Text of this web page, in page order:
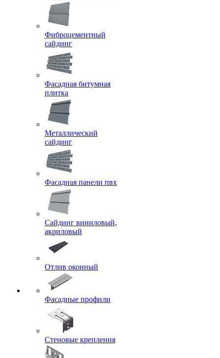
Фиброцементный
сайдинг
Фасадная битумная
плитка
Металлический
сайдинг
Фасадная панели пвх
Сайдинг виниловый,
акриловый
Отлив оконный
Фасадные профили
Стеновые крепления